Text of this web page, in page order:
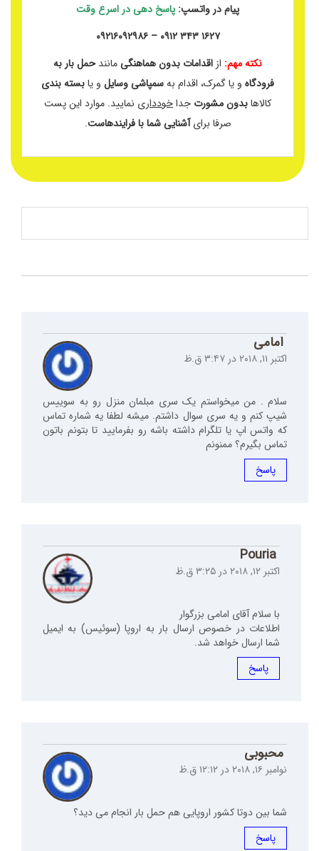
پیام در واتسپ: پاسخ دهی در اسرع وقت
۱۶۲۷ ۳۴۳ ۰۹۱۲ – ۰۹۲۱۶۰۹۲۹۸۶
نکته مهم: از اقدامات بدون هماهنگیمانندحمل بار به
فرودگاه و یا گمرک، اقدام بهسمپاشی وسایل و یابسته بندی
کالاهابدون مشورت جداخودداری نمایید. موارد این پست
صرفا برایآشنایی شما با فرایندهاست.
امامی
اکتبر ۱۱, ۲۰۱۸ در ۳:۴۷ ق.ظ
سلام . من میخواستم یک سری مبلمان منزل رو به سوییس
شیپ کنم و یه سری سوال داشتم. میشه لطفا یه شماره تماس
که واتس اپ یا تلگرام داشته باشه رو بفرمایید تا بتونم باتون
تماس بگیرم؟ ممنونم
پاسخ
Pouria
اکتبر ۱۲, ۲۰۱۸ در ۳:۲۵ ق.ظ
با سلام آقای امامی بزرگوار
اطلاعات در خصوص ارسال بار به اروپا (سوئیس) به ایمیل
شما ارسال خواهد شد.
پاسخ
محبوبى
نوامبر ۱۶, ۲۰۱۸ در ۱۲:۱۲ ق.ظ
شما بين دوتا كشور اروپايى هم حمل بار انجام مى ديد؟
پاسخ